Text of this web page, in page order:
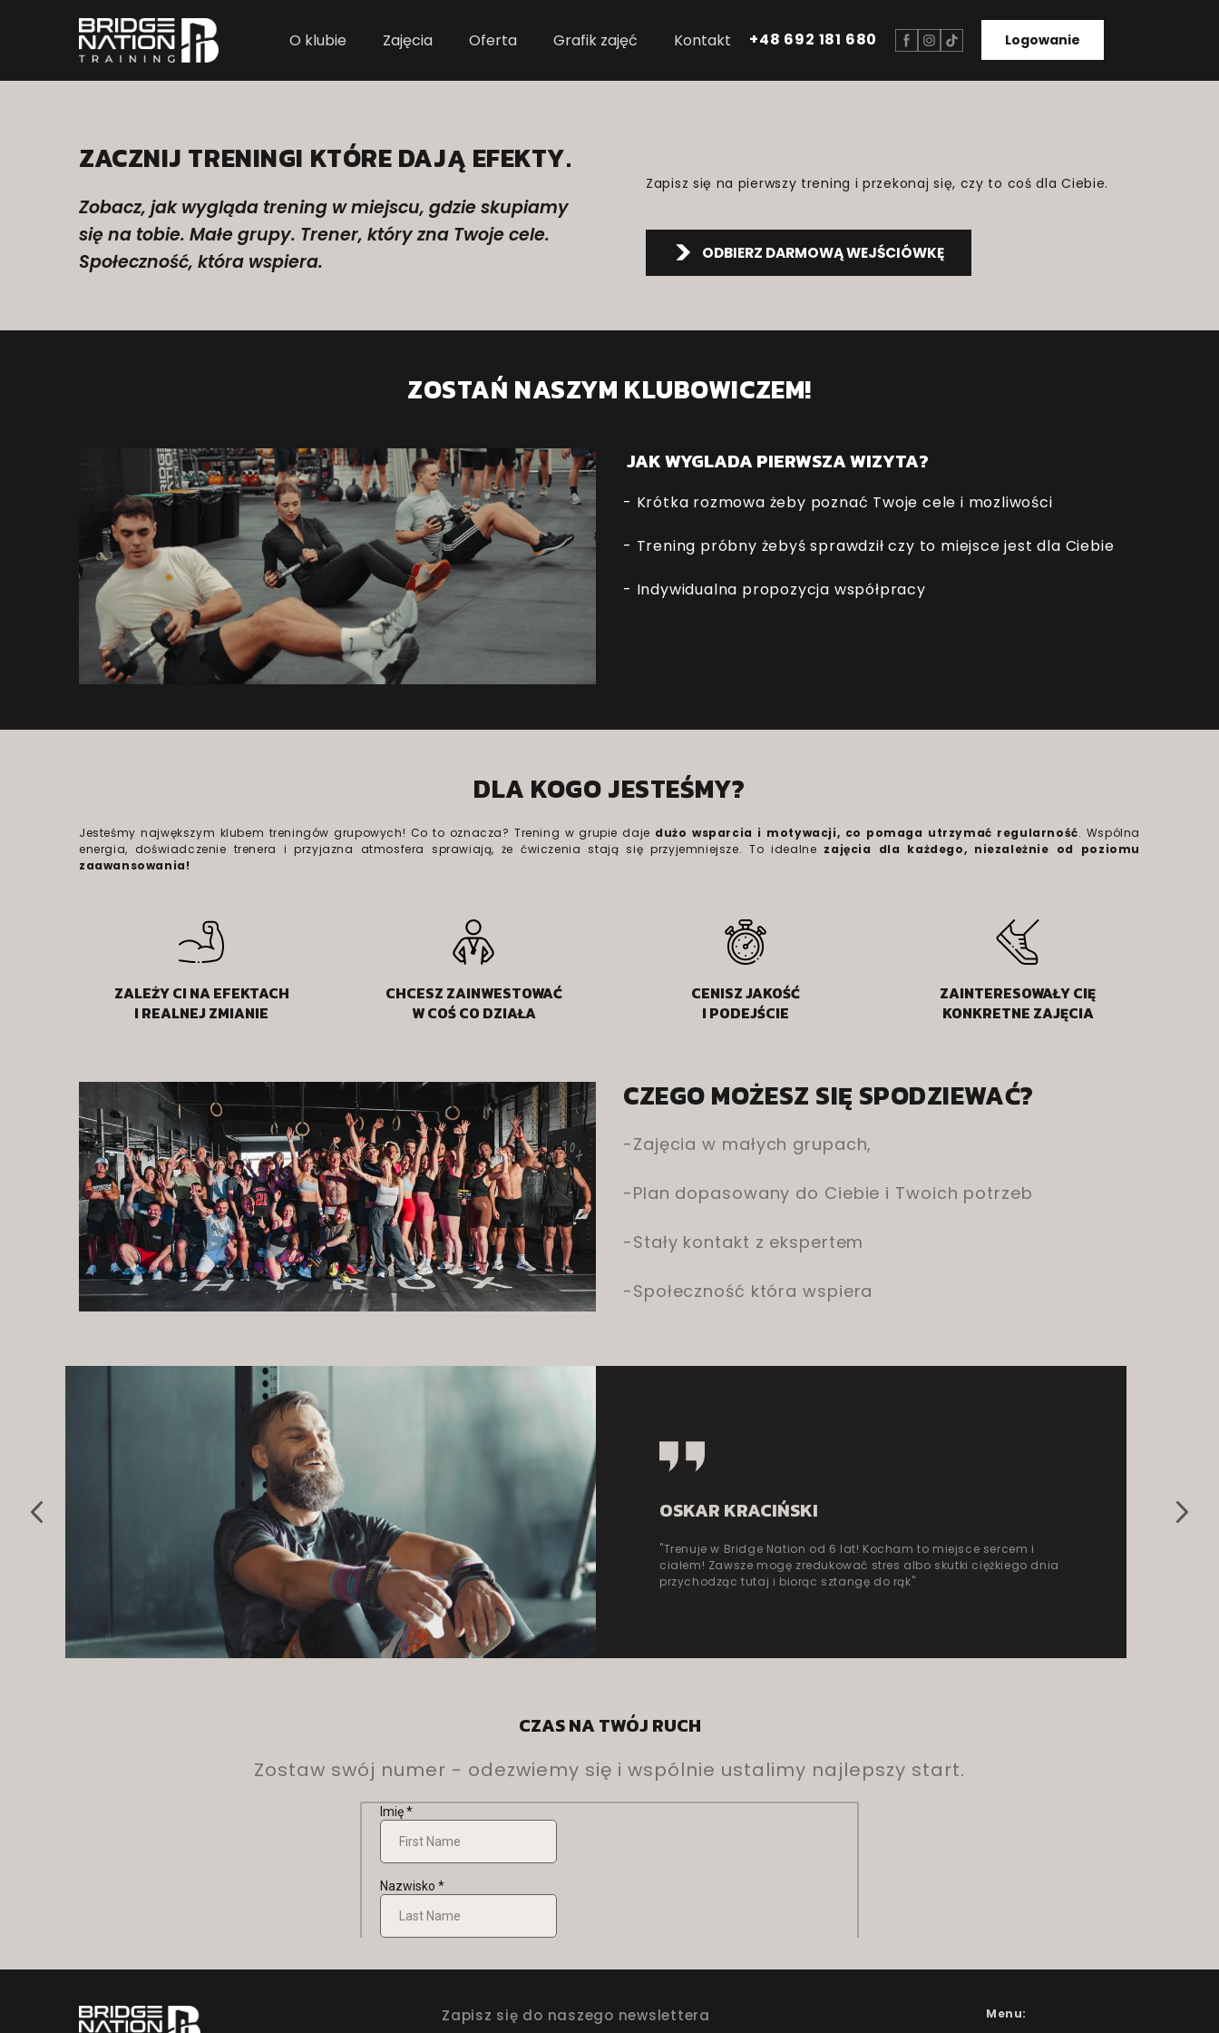
O klubie Zajęcia Oferta Grafik zajęć Kontakt +48 692 181 680 Logowanie
ZACZNIJ TRENINGI KTÓRE DAJĄ EFEKTY.
Zobacz, jak wygląda trening w miejscu, gdzie skupiamy
się na tobie. Małe grupy. Trener, który zna Twoje cele.
Społeczność, która wspiera.
Zapisz się na pierwszy trening i przekonaj się, czy to coś dla Ciebie.
ODBIERZ DARMOWĄ WEJŚCIÓWKĘ
ZOSTAŃ NASZYM KLUBOWICZEM!
JAK WYGLADA PIERWSZA WIZYTA?
- Krótka rozmowa żeby poznać Twoje cele i mozliwości
- Trening próbny żebyś sprawdził czy to miejsce jest dla Ciebie
- Indywidualna propozycja współpracy
DLA KOGO JESTEŚMY?
Jesteśmy najwększym klubem treningów grupowych! Co to oznacza? Trening w grupie daje dużo wsparcia i motywacji, co pomaga utrzymać regularność. Wspólna
energia, doświadczenie trenera i przyjazna atmosfera sprawiają, że ćwiczenia stają się przyjemniejsze. To idealne zajęcia dla każdego, niezależnie od poziomu
zaawansowania!
ZALEŻY CI NA EFEKTACH
I REALNEJ ZMIANIE
CHCESZ ZAINWESTOWAĆ
W COŚ CO DZIAŁA
CENISZ JAKOŚĆ
I PODEJŚCIE
ZAINTERESOWAŁY CIĘ
KONKRETNE ZAJĘCIA
CZEGO MOŻESZ SIĘ SPODZIEWAĆ?
-Zajęcia w małych grupach,
-Plan dopasowany do Ciebie i Twoich potrzeb
-Stały kontakt z ekspertem
-Społeczność która wspiera
OSKAR KRACIŃSKI
"Trenuje w Bridge Nation od 6 lat! Kocham to miejsce sercem i
ciałem! Zawsze mogę zredukować stres albo skutki ciężkiego dnia
przychodząc tutaj i biorąc sztangę do rąk"
CZAS NA TWÓJ RUCH
Zostaw swój numer - odezwiemy się i wspólnie ustalimy najlepszy start.
Zapisz się do naszego newslettera Menu: